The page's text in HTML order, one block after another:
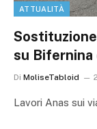
ATTUALITÀ
su Bifernina
Di MoliseTabloid
Lavori Anas sui